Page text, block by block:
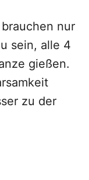
nur
sein, alle 4
gießen.
zu der